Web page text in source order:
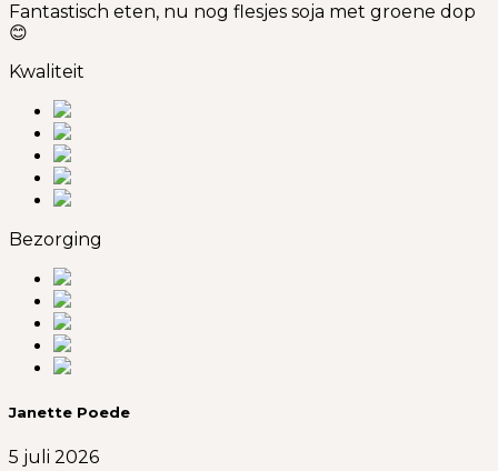
Fantastisch eten, nu nog flesjes soja met groene dop
😊
Kwaliteit
Bezorging
Janette Poede
5 juli 2026